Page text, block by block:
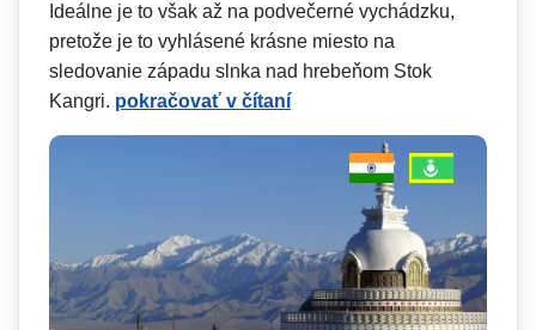
Ideálne je to však až na podvečerné vychádzku,
pretože je to vyhlásené krásne miesto na
sledovanie západu slnka nad hrebeňom Stok
Kangri. pokračovať v čítaní